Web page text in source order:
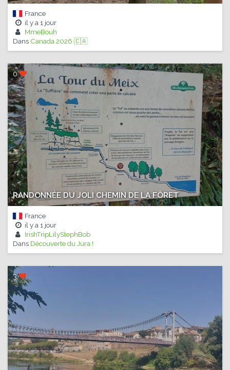
France
il y a 1 jour
MmeBouh
Dans Canada 2026 🇨🇦
0
RANDONNÉE DU JOLI CHEMIN DE LA FÔRET
France
il y a 1 jour
IrishTripLilyStephBob
Dans Découverte du Jura !
3